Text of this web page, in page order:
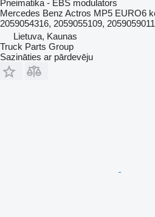
Pneimatika - EBS modulators
Mercedes Benz Actros MP5 EURO6
2059054316, 2059055109,
Lietuva, Kaunas
Truck Parts Group
Sazināties ar pārdevēju